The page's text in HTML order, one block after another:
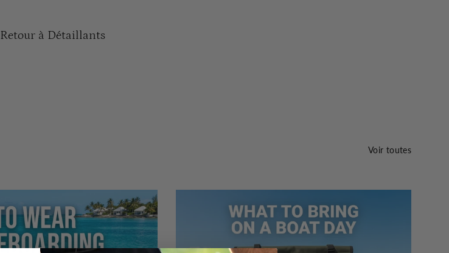
Retour à Détaillants
Voir toutes